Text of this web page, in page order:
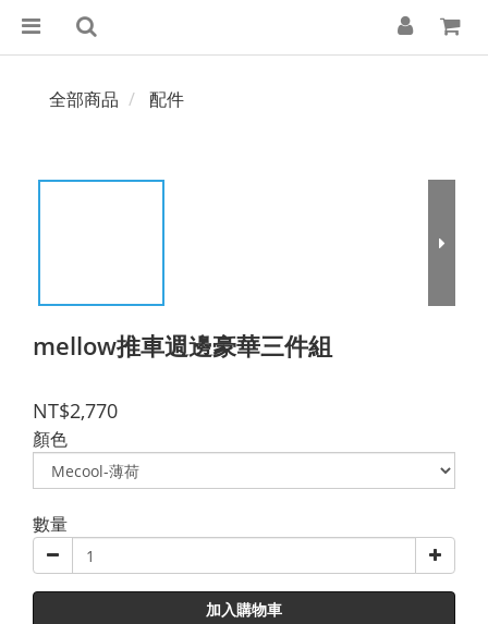
全部商品 配件
mellow推車週邊豪華三件組
NT$2,770
顏色
數量
加入購物車